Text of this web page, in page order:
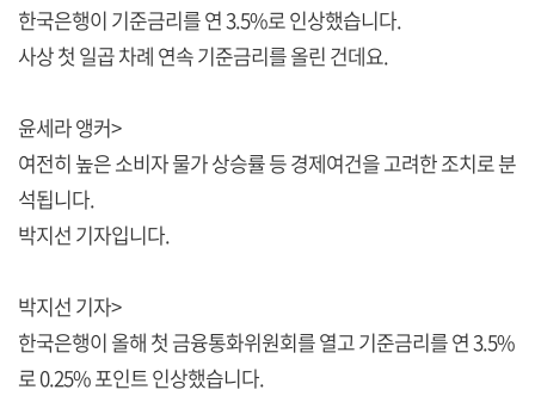
한국은행이 기준금리를 연 3.5%로 인상했습니다.
사상 첫 일곱 차례 연속 기준금리를 올린 건데요.
윤세라 앵커>
여전히 높은 소비자 물가 상승률 등 경제여건을 고려한 조치로 분
석됩니다.
박지선 기자입니다.
박지선 기자>
한국은행이 올해 첫 금융통화위원회를 열고 기준금리를 연 3.5%
로 0.25% 포인트 인상했습니다.